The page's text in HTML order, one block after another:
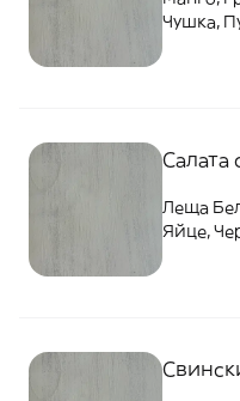
Чушка,
Салата
Леща
Яйце,